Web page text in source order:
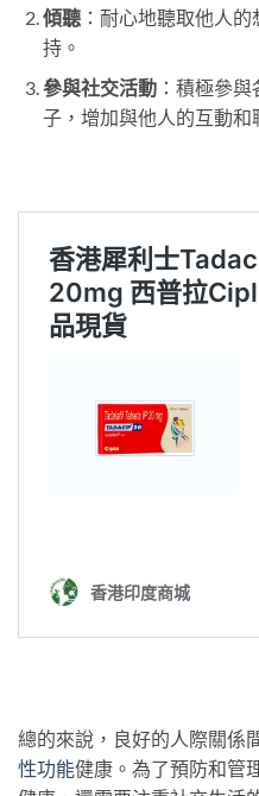
傾聽：耐心地聽取他人的
持。
參與社交活動：積極參與
子，增加與他人的互動和
總的來說，良好的人際關係
性功能健康。為了預防和管